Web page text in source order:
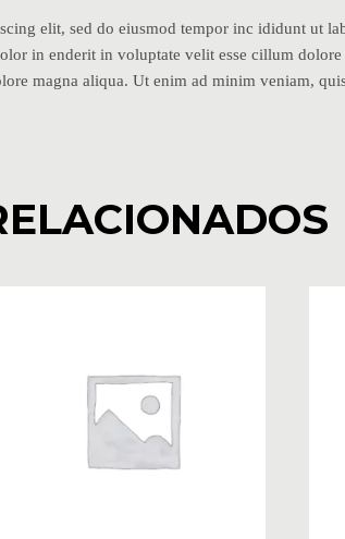
elit, sed do eiusmod tempor inc ididunt ut
in enderit in voluptate velit esse cillum
magna aliqua. Ut enim ad minim veniam,